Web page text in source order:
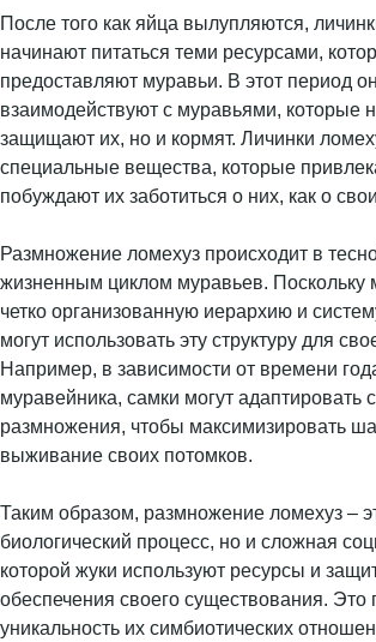
После того как яйца вылупляются,
начинают питаться теми ресурсами,
предоставляют муравьи. В этот период
взаимодействуют с муравьями, которые
защищают их, но и кормят. Личинки
специальные вещества, которые
побуждают их заботиться о них, как о
Размножение ломехуз происходит в
жизненным циклом муравьев. Поскольку
четко организованную иерархию и
могут использовать эту структуру для
Например, в зависимости от времени
муравейника, самки могут адаптировать
размножения, чтобы максимизировать
выживание своих потомков.
Таким образом, размножение ломехуз –
биологический процесс, но и сложная
которой жуки используют ресурсы и
обеспечения своего существования. Это
уникальность их симбиотических